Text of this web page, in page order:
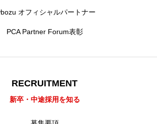
オフィシャルパートナー
PCA Partner Forum表彰
RECRUITMENT
新卒・中途採用を知る